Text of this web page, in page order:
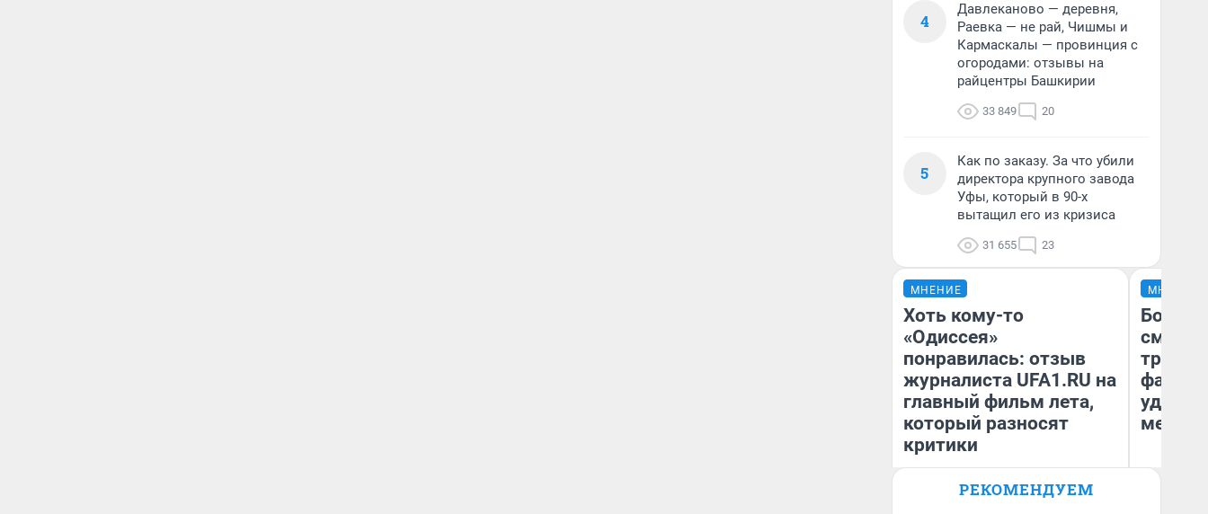
4
Давлеканово — деревня,
Раевка — не рай, Чишмы и
Кармаскалы — провинция с
огородами: отзывы на
райцентры Башкирии
33 849 20
5
Как по заказу. За что убили
директора крупного завода
Уфы, который в 90-х
вытащил его из кризиса
31 655 23
МНЕНИЕ
Хоть кому-то
«Одиссея»
понравилась: отзыв
журналиста UFA1.RU на
главный фильм лета,
который разносят
критики
Антон Селиверстов
МНЕНИЕ
месте
РЕКОМЕНДУЕМ